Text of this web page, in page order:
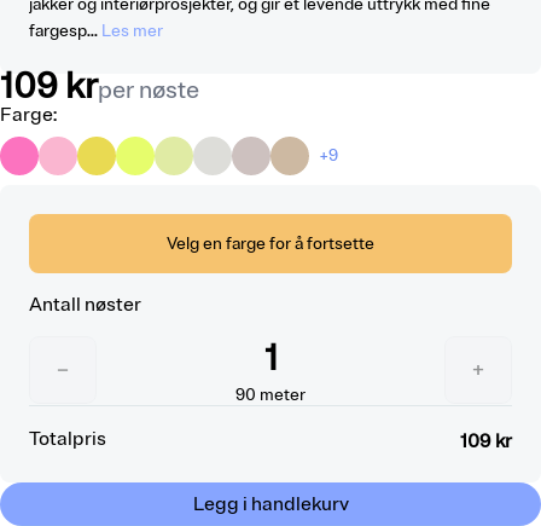
fargesp... Les mer
109 krper nøste
Farge:
+9
Velg en farge for å fortsette
Antall nøster
− 1
90 meter
+
Totalpris 109 kr
Legg i handlekurv